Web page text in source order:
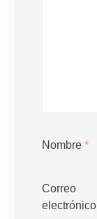
Nombre *
Correo
electrónico